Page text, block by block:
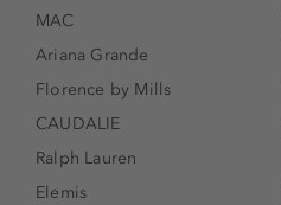
MAC
Ariana Grande
Florence by Mills
CAUDALIE
Ralph Lauren
Elemis